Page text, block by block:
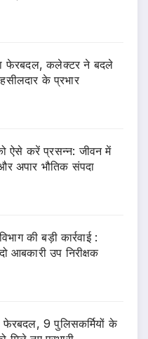
फेरबदल, कलेक्टर ने बदले
के प्रभार
ऐसे करें प्रसन्न: जीवन में
अपार भौतिक संपदा
की बड़ी कार्रवाई :
आबकारी उप निरीक्षक
फेरबदल, 9 पुलिसकर्मियों के